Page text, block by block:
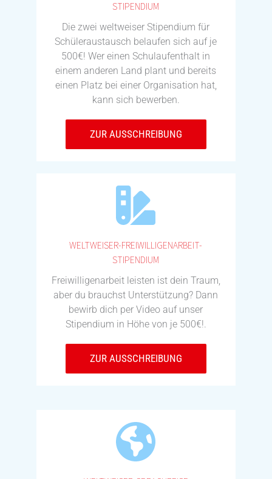
STIPENDIUM
Die zwei weltweiser Stipendium für
Schüleraustausch belaufen sich auf je
500€! Wer einen Schulaufenthalt in
einem anderen Land plant und bereits
einen Platz bei einer Organisation hat,
kann sich bewerben.
ZUR AUSSCHREIBUNG
WELTWEISER-FREIWILLIGENARBEIT-
STIPENDIUM
Freiwilligenarbeit leisten ist dein Traum,
aber du brauchst Unterstützung? Dann
bewirb dich per Video auf unser
Stipendium in Höhe von je 500€!.
ZUR AUSSCHREIBUNG